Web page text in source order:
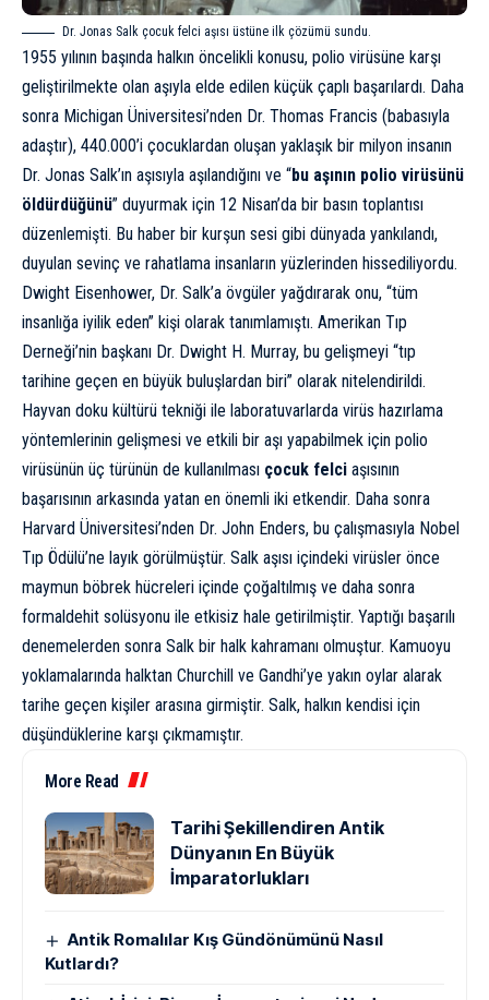
Dr. Jonas Salk çocuk felci aşısı üstüne ilk çözümü sundu.
1955 yılının başında halkın öncelikli konusu, polio virüsüne karşı
geliştirilmekte olan aşıyla elde edilen küçük çaplı başarılardı. Daha
sonra Michigan Üniversitesi’nden Dr. Thomas Francis (babasıyla
adaştır), 440.000’i çocuklardan oluşan yaklaşık bir milyon insanın
Dr. Jonas Salk’ın aşısıyla aşılandığını ve “bu aşının polio virüsünü
öldürdüğünü” duyurmak için 12 Nisan’da bir basın toplantısı
düzenlemişti. Bu haber bir kurşun sesi gibi dünyada yankılandı,
duyulan sevinç ve rahatlama insanların yüzlerinden hissediliyordu.
Dwight Eisenhower, Dr. Salk’a övgüler yağdırarak onu, “tüm
insanlığa iyilik eden” kişi olarak tanımlamıştı. Amerikan Tıp
Derneği’nin başkanı Dr. Dwight H. Murray, bu gelişmeyi “tıp
tarihine geçen en büyük buluşlardan biri” olarak nitelendirildi.
Hayvan doku kültürü tekniği ile laboratuvarlarda virüs hazırlama
yöntemlerinin gelişmesi ve etkili bir aşı yapabilmek için polio
virüsünün üç türünün de kullanılması çocuk felci aşısının
başarısının arkasında yatan en önemli iki etkendir. Daha sonra
Harvard Üniversitesi’nden Dr. John Enders, bu çalışmasıyla Nobel
Tıp Ödülü’ne layık görülmüştür. Salk aşısı içindeki virüsler önce
maymun böbrek hücreleri içinde çoğaltılmış ve daha sonra
formaldehit solüsyonu ile etkisiz hale getirilmiştir. Yaptığı başarılı
denemelerden sonra Salk bir halk kahramanı olmuştur. Kamuoyu
yoklamalarında halktan Churchill ve Gandhi’ye yakın oylar alarak
tarihe geçen kişiler arasına girmiştir. Salk, halkın kendisi için
düşündüklerine karşı çıkmamıştır.
More Read
Tarihi Şekillendiren Antik
Dünyanın En Büyük
İmparatorlukları
Antik Romalılar Kış Gündönümünü Nasıl
Kutlardı?